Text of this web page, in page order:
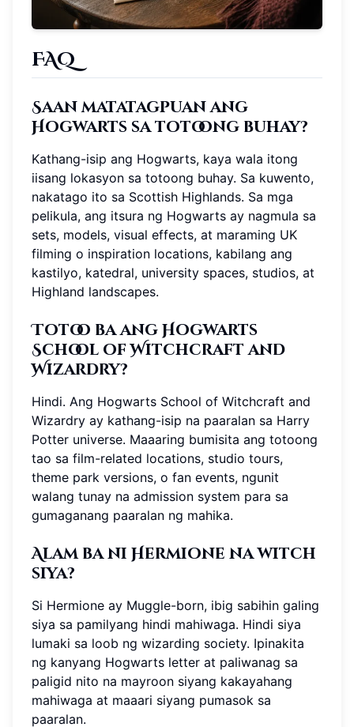
FAQ
Saan matatagpuan ang
Hogwarts sa totoong buhay?
Kathang-isip ang Hogwarts, kaya wala itong
iisang lokasyon sa totoong buhay. Sa kuwento,
nakatago ito sa Scottish Highlands. Sa mga
pelikula, ang itsura ng Hogwarts ay nagmula sa
sets, models, visual effects, at maraming UK
filming o inspiration locations, kabilang ang
kastilyo, katedral, university spaces, studios, at
Highland landscapes.
Totoo ba ang Hogwarts
School of Witchcraft and
Wizardry?
Hindi. Ang Hogwarts School of Witchcraft and
Wizardry ay kathang-isip na paaralan sa Harry
Potter universe. Maaaring bumisita ang totoong
tao sa film-related locations, studio tours,
theme park versions, o fan events, ngunit
walang tunay na admission system para sa
gumaganang paaralan ng mahika.
Alam ba ni Hermione na witch
siya?
Si Hermione ay Muggle-born, ibig sabihin galing
siya sa pamilyang hindi mahiwaga. Hindi siya
lumaki sa loob ng wizarding society. Ipinakita
ng kanyang Hogwarts letter at paliwanag sa
paligid nito na mayroon siyang kakayahang
mahiwaga at maaari siyang pumasok sa
paaralan.